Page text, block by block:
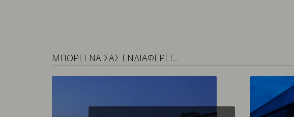
ΜΠΟΡΕΙ ΝΑ ΣΑΣ ΕΝΔΙΑΦΕΡΕΙ…